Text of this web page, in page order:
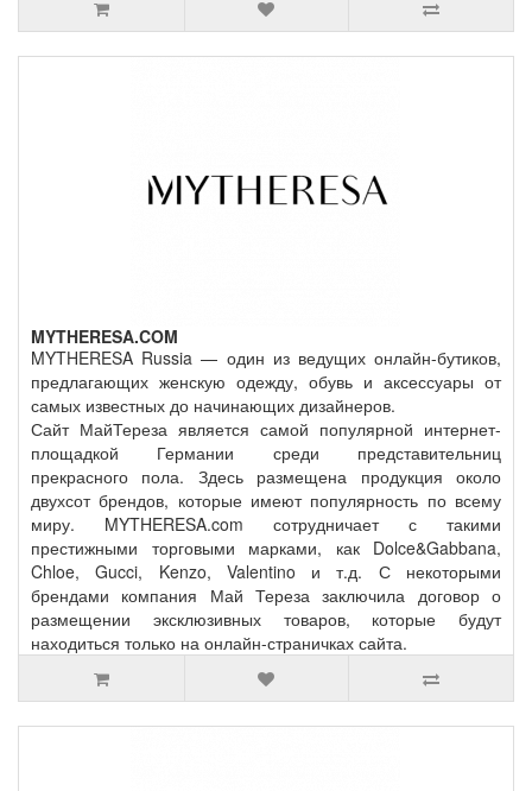
MYTHERESA.COM
MYTHERESA Russia — один из ведущих онлайн-бутиков,
предлагающих женскую одежду, обувь и аксессуары от
самых известных до начинающих дизайнеров.
Сайт МайТереза является самой популярной интернет-
площадкой Германии среди представительниц
прекрасного пола. Здесь размещена продукция около
двухсот брендов, которые имеют популярность по всему
миру. MYTHERESA.com сотрудничает с такими
престижными торговыми марками, как Dolce&Gabbana,
Chloe, Gucci, Kenzo, Valentino и т.д. С некоторыми
брендами компания Май Тереза заключила договор о
размещении эксклюзивных товаров, которые будут
находиться только на онлайн-страничках сайта.